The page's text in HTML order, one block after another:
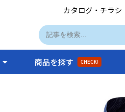
カタログ・チラシ
商品を探す CHECK!